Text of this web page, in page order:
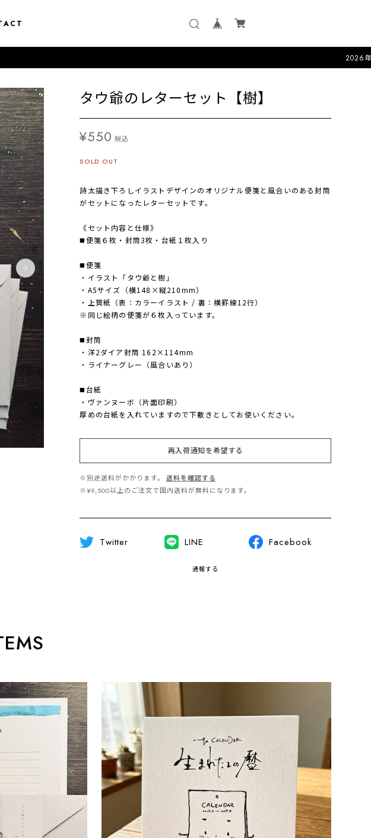
2026年度版カレン
タウ爺のレターセット【樹】
¥550 税込
SOLD OUT
詩太描き下ろしイラストデザインのオリジナル便箋と風合いのある封筒
がセットになったレターセットです。
《セット内容と仕様》
◼️便箋６枚・封筒3枚・台紙１枚入り
◼️便箋
・イラスト「タウ爺と樹」
・A5サイズ（横148×縦210mm）
・上質紙（表：カラーイラスト / 裏：横罫線12行）
※同じ絵柄の便箋が６枚入っています。
◼️封筒
・洋2ダイア封筒 162×114mm
・ライナーグレー（風合いあり）
◼️台紙
・ヴァンヌーボ（片面印刷）
厚めの台紙を入れていますので下敷きとしてお使いください。
再入荷通知を希望する
※別途送料がかかります。
送料を確認する
※¥9,500以上のご注文で国内送料が無料になります。
Twitter LINE Facebook
通報する